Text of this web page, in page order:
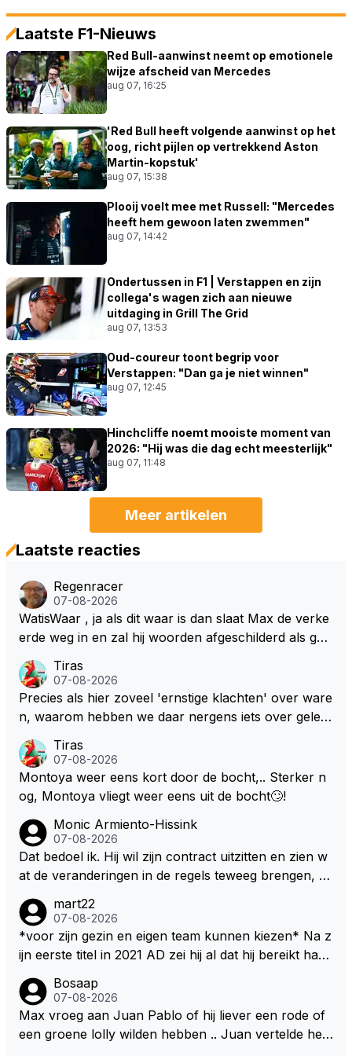
Laatste F1-Nieuws
Red Bull-aanwinst neemt op emotionele
wijze afscheid van Mercedes
aug 07, 16:25
'Red Bull heeft volgende aanwinst op het
oog, richt pijlen op vertrekkend Aston
Martin-kopstuk'
aug 07, 15:38
Plooij voelt mee met Russell: "Mercedes
heeft hem gewoon laten zwemmen"
aug 07, 14:42
Ondertussen in F1 | Verstappen en zijn
collega's wagen zich aan nieuwe
uitdaging in Grill The Grid
aug 07, 13:53
Oud-coureur toont begrip voor
Verstappen: "Dan ga je niet winnen"
aug 07, 12:45
Hinchcliffe noemt mooiste moment van
2026: "Hij was die dag echt meesterlijk"
aug 07, 11:48
Meer artikelen
Laatste reacties
Regenracer
07-08-2026
WatisWaar , ja als dit waar is dan slaat Max de verke
erde weg in en zal hij woorden afgeschilderd als gel
voor een keuze worden gesteld .
Tiras
07-08-2026
Precies als hier zoveel 'ernstige klachten' over ware
n, waarom hebben we daar nergens iets over gelez
Tiras
07-08-2026
Montoya weer eens kort door de bocht,.. Sterker n
og, Montoya vliegt weer eens uit de bocht🙄!
Monic Armiento-Hissink
07-08-2026
Dat bedoel ik. Hij wil zijn contract uitzitten en zien w
at de veranderingen in de regels teweeg brengen, al
ijn eigen team te kiezen en zijn gezin. hij kan dan zelf
bepalen aan welke races hij mee wil doen en is ook
vaker thuis. Hij zit dan ook niet meer vast aan een c
ntract zou tekenen.
mart22
07-08-2026
*voor zijn gezin en eigen team kunnen kiezen* Na z
ijn eerste titel in 2021 AD zei hij al dat hij bereikt had
aarna nog komt bonus was. Ik denk dat hij dat meen
de en dat hij er nog steeds zo in staat. Nu telt voorn
amelijk het plezier hebben in wat hij doet nog als drij
Bosaap
07-08-2026
Max vroeg aan Juan Pablo of hij liever een rode of
een groene lolly wilden hebben .. Juan vertelde hem